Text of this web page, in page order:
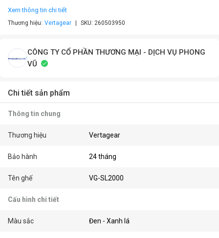
Xem thông tin chi tiết
Thương hiệu: Vertagear SKU: 260503950
CÔNG TY CỔ PHẦN THƯƠNG MẠI - DỊCH VỤ PHONG
VŨ
Chi tiết sản phẩm
Thông tin chung
Thương hiệu Vertagear
Bảo hành 24 tháng
Tên ghế VG-SL2000
Cấu hình chi tiết
Màu sắc Đen - Xanh lá